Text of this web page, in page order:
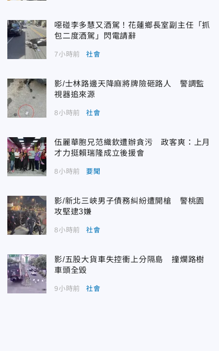
噁碰李多慧又酒駕！花蓮鄉長室副主任「抓
包二度酒駕」閃電請辭
7小時前 社會
影/士林路邊天降麻將牌險砸路人 警調監
視器追來源
8小時前 社會
伍麗華胞兄范織欽遭辦貪污 政客爽：上月
才力挺賴瑞隆成立後援會
8小時前 要聞
影/新北三峽男子債務糾紛遭開槍 警桃園
攻堅逮3嫌
8小時前 社會
影/五股大貨車失控衝上分隔島 撞爛路樹
車頭全毀
9小時前 社會